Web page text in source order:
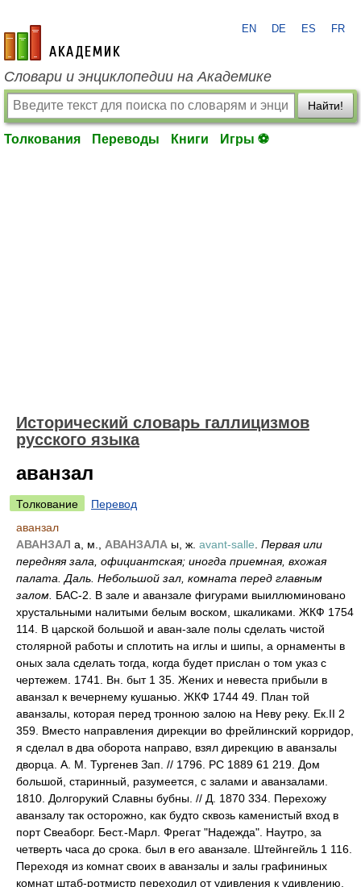
academic.ru
EN DE ES FR
Словари и энциклопедии на Академике
Найти!
Толкования Переводы Книги Игры ⚽
Исторический словарь галлицизмов
русского языка
аванзал
Толкование
Перевод
аванзал
АВАНЗАЛ а, м., АВАНЗАЛА ы, ж. avant-salle Первая или
передняя зала, официантская; иногда приемная, вхожая
палата. Даль. Небольшой зал, комната перед главным
залом. БАС-2. В зале и аванзале фигурами выиллюминовано
хрустальными налитыми белым воском, шкаликами. ЖКФ 1754
114. В царской большой и аван-зале полы сделать чистой
столярной работы и сплотить на иглы и шипы, а орнаменты в
оных зала сделать тогда, когда будет прислан о том указ с
чертежем. 1741. Вн. быт 1 35. Жених и невеста прибыли в
аванзал к вечернему кушанью. ЖКФ 1744 49. План той
аванзалы, которая перед тронною залою на Неву реку. Ек.II 2
359. Вместо направления дирекции во фрейлинский корридор,
я сделал в два оборота направо, взял дирекцию в аванзалы
дворца. А. М. Тургенев Зап. // 1796. РС 1889 61 219. Дом
большой, старинный, разумеется, с залами и аванзалами.
1810. Долгорукий Славны бубны. // Д. 1870 334. Перехожу
аванзалу так осторожно, как будто сквозь каменистый вход в
порт Свеаборг. Бест.-Марл. Фрегат "Надежда". Наутро, за
четверть часа до срока. был в его аванзале. Штейнгейль 1 116.
Переходя из комнат своих в аванзалы и залы графининых
комнат штаб-ротмистр переходил от удивления к удивлению.